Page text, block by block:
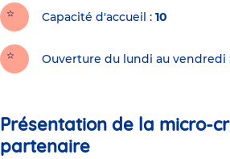
Capacité d'accueil 10
Ouverture du lundi au vendredi
Présentation de la micro-
partenaire